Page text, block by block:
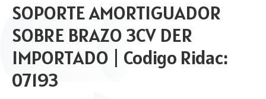
SOPORTE AMORTIGUADOR
SOBRE BRAZO 3CV DER
IMPORTADO | Codigo Ridac:
07193